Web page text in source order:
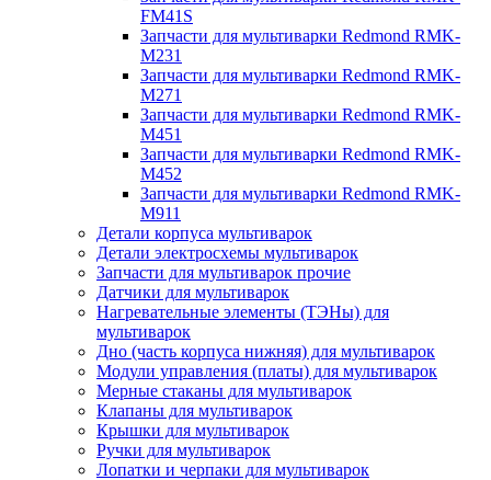
FM41S
Запчасти для мультиварки Redmond RMK-
M231
Запчасти для мультиварки Redmond RMK-
M271
Запчасти для мультиварки Redmond RMK-
M451
Запчасти для мультиварки Redmond RMK-
M452
Запчасти для мультиварки Redmond RMK-
M911
Детали корпуса мультиварок
Детали электросхемы мультиварок
Запчасти для мультиварок прочие
Датчики для мультиварок
Нагревательные элементы (ТЭНы) для
мультиварок
Дно (часть корпуса нижняя) для мультиварок
Модули управления (платы) для мультиварок
Мерные стаканы для мультиварок
Клапаны для мультиварок
Крышки для мультиварок
Ручки для мультиварок
Лопатки и черпаки для мультиварок